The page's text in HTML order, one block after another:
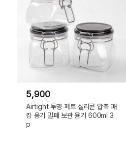
5,900
Airtight 투명 페트 실리콘 압축 패
킹 용기 밀폐 보관 용기 600ml 3
p